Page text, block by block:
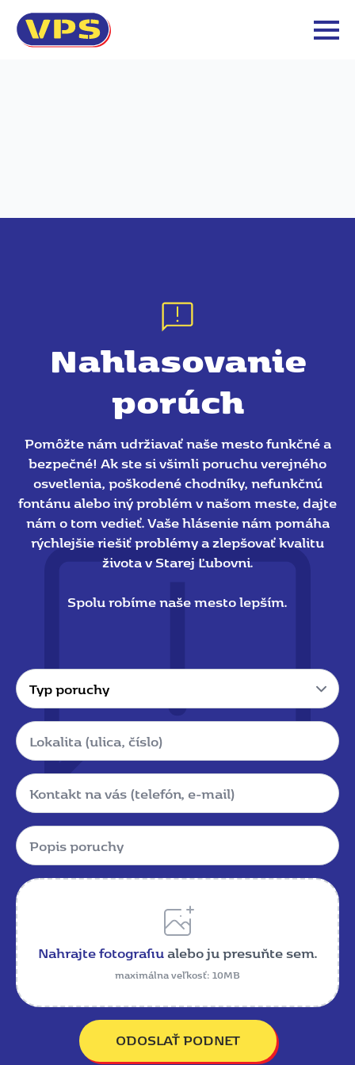
Nahlasovanie
porúch
Pomôžte nám udržiavať naše mesto funkčné a
bezpečné! Ak ste si všimli poruchu verejného
osvetlenia, poškodené chodníky, nefunkčnú
fontánu alebo iný problém v našom meste, dajte
nám o tom vedieť. Vaše hlásenie nám pomáha
rýchlejšie riešiť problémy a zlepšovať kvalitu
života v Starej Ľubovni.
Spolu robíme naše mesto lepším.
Typ
poruchy
*
Lokalita
Kontakt
Popis
poruchy
*
Name
Nahrajte fotografiualebo ju presuňte sem.
maximálna veľkosť: 10MB
ODOSLAŤ PODNET